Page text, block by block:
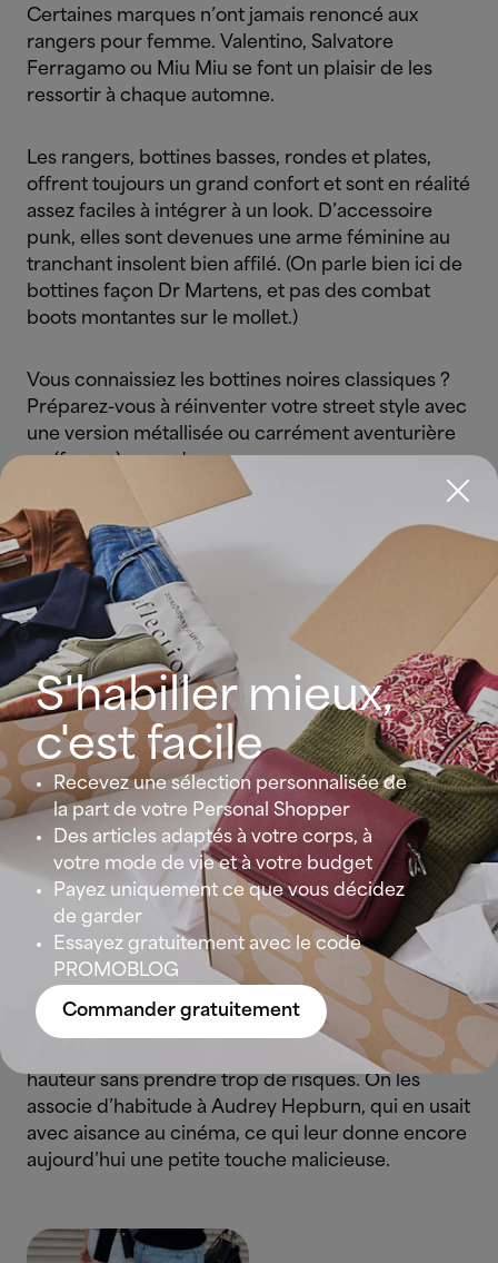
Certaines marques n’ont jamais renoncé aux
rangers pour femme. Valentino, Salvatore
Ferragamo ou Miu Miu se font un plaisir de les
ressortir à chaque automne.
Les rangers, bottines basses, rondes et plates,
offrent toujours un grand confort et sont en réalité
assez faciles à intégrer à un look. D’accessoire
punk, elles sont devenues une arme féminine au
tranchant insolent bien affilé. (On parle bien ici de
bottines façon Dr Martens, et pas des combat
boots montantes sur le mollet.)
Vous connaissiez les bottines noires classiques ?
Préparez-vous à réinventer votre street style avec
une version métallisée ou carrément aventurière
en (fausse) peau de croco.
Pour intégrer les rangers à votre look…
On connaissait bien le style mi-écolière, mi-
Amélie-Poulain, qui associe les rangers à une jupe
plissée ou une robe fine. Cette saison, vos rangers
vont plutôt compléter votre
look athleisure.
Le look tendance du moment combine jogging,
doudoune et bottines militaires. Original, non ?Si
vous voulez essayer une autre option, vous pouvez
varier le style avec une maxi dress et un trench
oversize.
La légèreté des kitten heels
Elles sont si mignonnes qu’elles méritent leur
nom… Les « kitten heels » (« talons de chatons »),
ce sont ces escarpins aux talons réduits, censés
offrir une chance aux débutantes de se mettre en
hauteur sans prendre trop de risques. On les
associe d’habitude à Audrey Hepburn, qui en usait
avec aisance au cinéma, ce qui leur donne encore
aujourd’hui une petite touche malicieuse.
S'habiller mieux,
c'est facile
Recevez une sélection personnalisée de
la part de votre Personal Shopper
Des articles adaptés à votre corps, à
votre mode de vie et à votre budget
Payez uniquement ce que vous décidez
de garder
Essayez gratuitement avec le code
PROMOBLOG
Commander gratuitement